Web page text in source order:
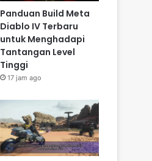
Panduan Build Meta
Diablo IV Terbaru
untuk Menghadapi
Tantangan Level
Tinggi
17 jam ago